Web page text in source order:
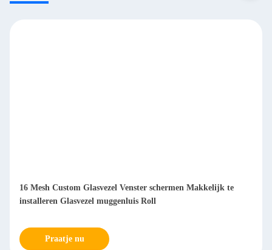
16 Mesh Custom Glasvezel Venster schermen Makkelijk te
installeren Glasvezel muggenluis Roll
Praatje nu